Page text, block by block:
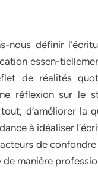
nous définir
essen-
de réalités
réflexion sur le
d’améliorer la
à idéaliser
de
de manière